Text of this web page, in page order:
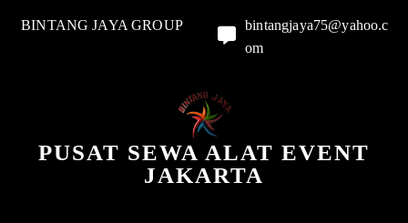
BINTANG JAYA GROUP
bintangjaya75@yahoo.c
om
PUSAT SEWA ALAT EVENT
JAKARTA